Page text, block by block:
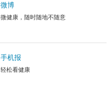
微博
微健康，随时随地不随意
手机报
轻松看健康